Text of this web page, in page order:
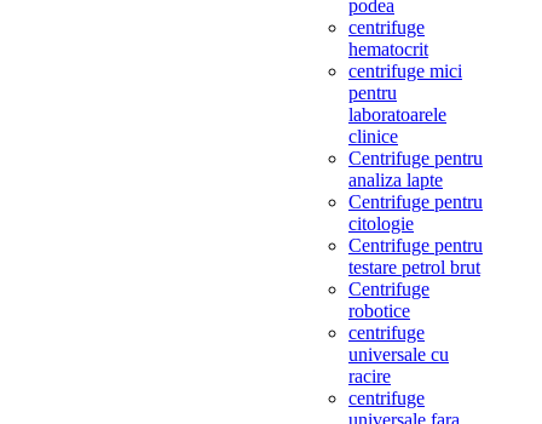
podea
centrifuge
hematocrit
centrifuge mici
pentru
laboratoarele
clinice
Centrifuge pentru
analiza lapte
Centrifuge pentru
citologie
Centrifuge pentru
testare petrol brut
Centrifuge
robotice
centrifuge
universale cu
racire
centrifuge
universale fara